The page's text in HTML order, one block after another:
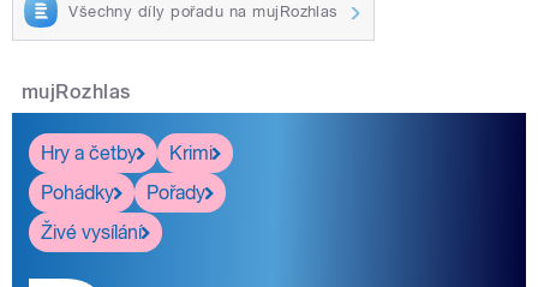
Všechny díly pořadu na mujRozhlas
mujRozhlas
Hry a četby
Krimi
Pohádky
Pořady
Živé vysílání